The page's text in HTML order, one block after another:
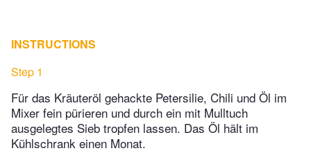
INSTRUCTIONS
Step 1
Für das Kräuteröl gehackte Petersilie, Chili und Öl im
Mixer fein pürieren und durch ein mit Mulltuch
ausgelegtes Sieb tropfen lassen. Das Öl hält im
Kühlschrank einen Monat.